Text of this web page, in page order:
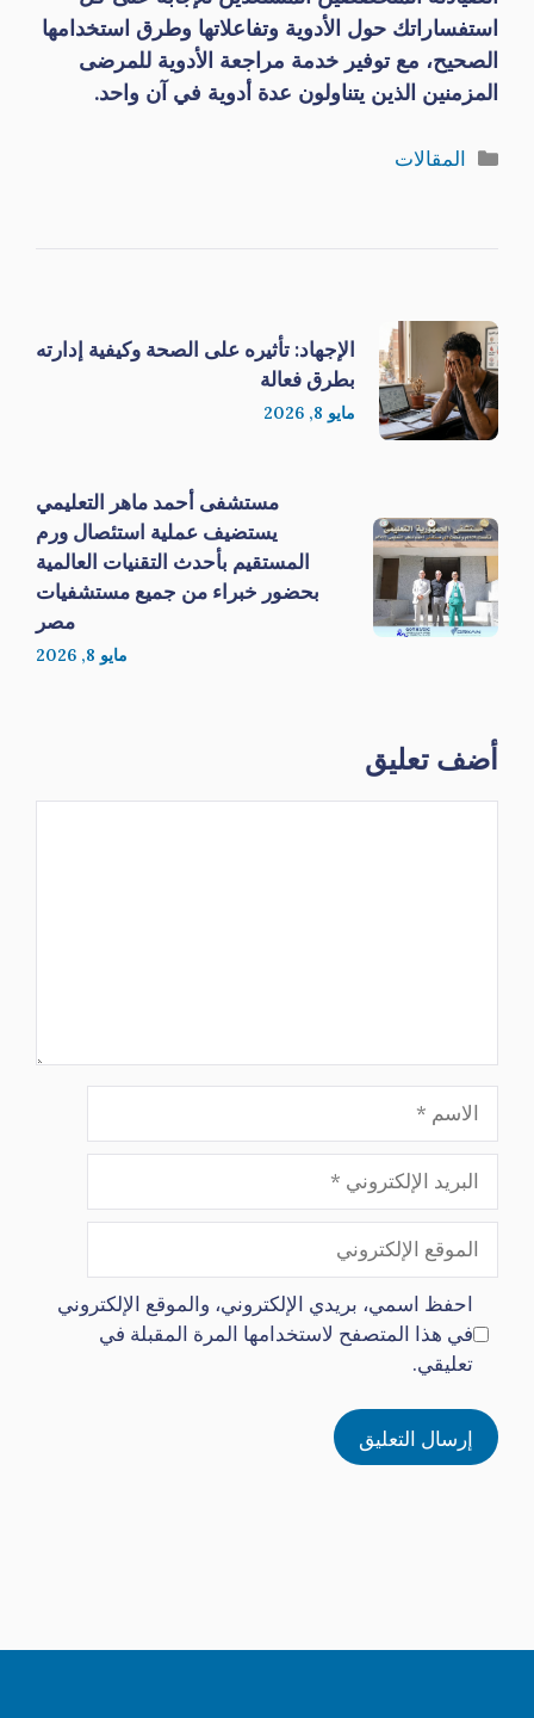
استفساراتك حول الأدوية وتفاعلاتها وطرق استخدامها
الصحيح، مع توفير خدمة مراجعة الأدوية للمرضى
المزمنين الذين يتناولون عدة أدوية في آن واحد.
التصنيفات
المقالات
الإجهاد: تأثيره على الصحة وكيفية إدارته
بطرق فعالة
مايو 8, 2026
مستشفى أحمد ماهر التعليمي
يستضيف عملية استئصال ورم
المستقيم بأحدث التقنيات العالمية
بحضور خبراء من جميع مستشفيات
مصر
مايو 8, 2026
أضف تعليق
الاسم
البريد
الإلكتروني
الموقع
الإلكتروني
احفظ اسمي، بريدي الإلكتروني، والموقع الإلكتروني
في هذا المتصفح لاستخدامها المرة المقبلة في
تعليقي.